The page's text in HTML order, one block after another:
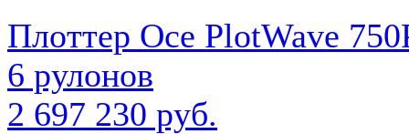
Плоттер Oce PlotWave
6 рулонов
2 697 230 руб.